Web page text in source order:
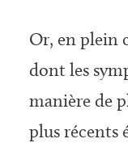
Or, en plein
dont les
manière de
plus récents